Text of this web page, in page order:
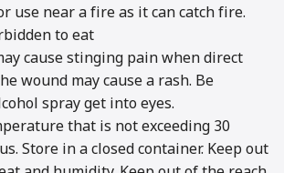
use near a fire as it can catch fire.
to eat
cause stinging pain when direct
wound may cause a rash. Be
spray get into eyes.
that is not exceeding 30
Store in a closed container. Keep out